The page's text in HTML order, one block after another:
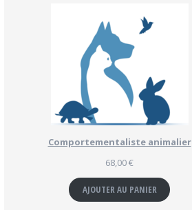
Comportementaliste animalier
68,00€
AJOUTER AU PANIER